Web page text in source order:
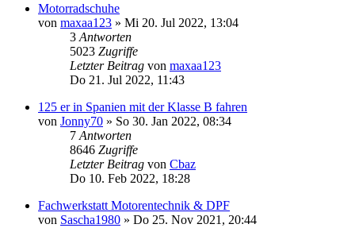
Motorradschuhe
von maxaa123 » Mi 20. Jul 2022, 13:04
3 Antworten
5023 Zugriffe
Letzter Beitrag von maxaa123
Do 21. Jul 2022, 11:43
125 er in Spanien mit der Klasse B fahren
von Jonny70 » So 30. Jan 2022, 08:34
7 Antworten
8646 Zugriffe
Letzter Beitrag von Cbaz
Do 10. Feb 2022, 18:28
Fachwerkstatt Motorentechnik & DPF
von Sascha1980 » Do 25. Nov 2021, 20:44